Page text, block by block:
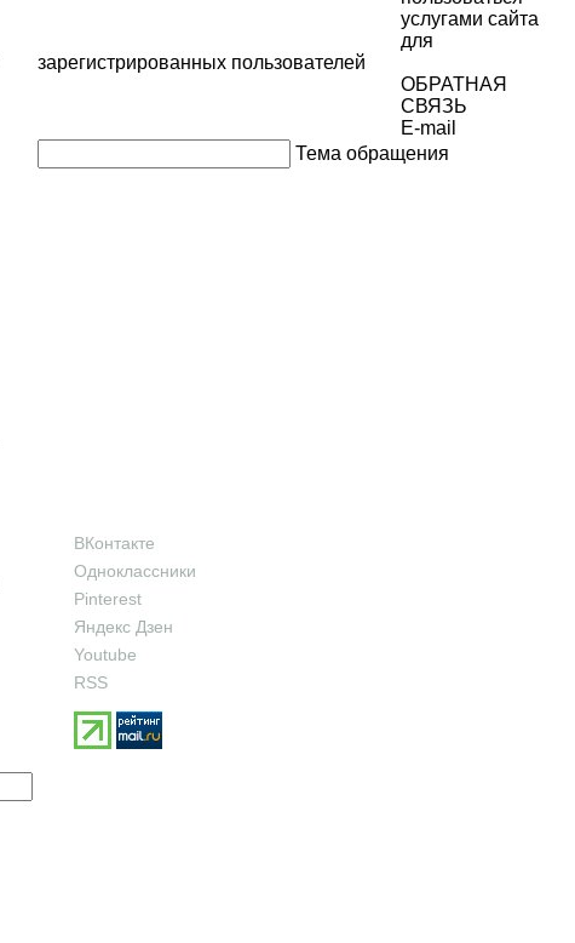
ВКонтакте
Одноклассники
Pinterest
Яндекс Дзен
Youtube
RSS
услугами сайта
для
зарегистрированных пользователей
ОБРАТНАЯ
СВЯЗЬ
E-mail
Тема обращения